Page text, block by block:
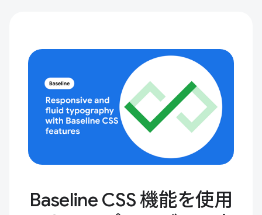
Baseline CSS 機能を使用